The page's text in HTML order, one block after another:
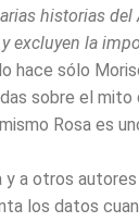
historias
excluyen la
hace sólo
sobre el
Rosa es
y a otros
los datos